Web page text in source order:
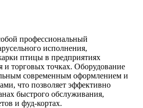
профессиональный
исполнения,
птицы в предприятиях
и торговых точках. Оборудование
современным оформлением и
что позволяет эффективно
быстрого обслуживания,
и фуд-кортах.